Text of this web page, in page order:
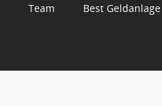
Team Best Geldanlage